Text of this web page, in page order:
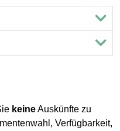
keineAuskünfte zu
Verfügbarkeit,